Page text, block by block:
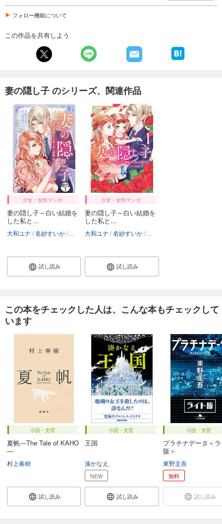
フォロー機能について
この作品を共有しよう
妻の隠し子 のシリーズ、関連作品
少女・女性マンガ
妻の隠し子～白い結婚を
した私と...
大和ユナ 名紗すいか 鈴ノ助
試し読み
少女・女性マンガ
妻の隠し子～白い結婚を
した私と...
大和ユナ 名紗すいか 鈴ノ助
試し読み
この本をチェックした人は、こんな本もチェックして
います
小説・文芸
夏帆―The Tale of KAHO
―
村上春樹
試し読み
小説・文芸
王国
湊かなえ
NEW
試し読み
小説・文芸
プラチナデータ＜
版＞
東野圭吾
無料
試し読み